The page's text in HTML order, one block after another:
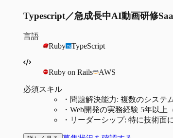
Typescript／急成長中AI動画研修
言語
Ruby
TypeScript
Ruby on Rails AWS
必須スキル
・ 問題解決能力: 複数のシステ
・ Web開発の実務経験 5年以上
・ リーダーシップ: 特に技術面